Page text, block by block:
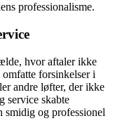
professionalisme.
hvor aftaler ikke
forsinkelser i
andre løfter, der ikke
service skabte
smidig og professionel